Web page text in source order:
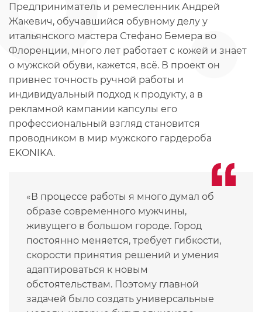
Предприниматель и ремесленник Андрей
Жакевич, обучавшийся обувному делу у
итальянского мастера Стефано Бемера во
Флоренции, много лет работает с кожей и знает
о мужской обуви, кажется, всё. В проект он
привнес точность ручной работы и
индивидуальный подход к продукту, а в
рекламной кампании капсулы его
профессиональный взгляд становится
проводником в мир мужского гардероба
EKONIKA.
«В процессе работы я много думал об
образе современного мужчины,
живущего в большом городе. Город
постоянно меняется, требует гибкости,
скорости принятия решений и умения
адаптироваться к новым
обстоятельствам. Поэтому главной
задачей было создать универсальные